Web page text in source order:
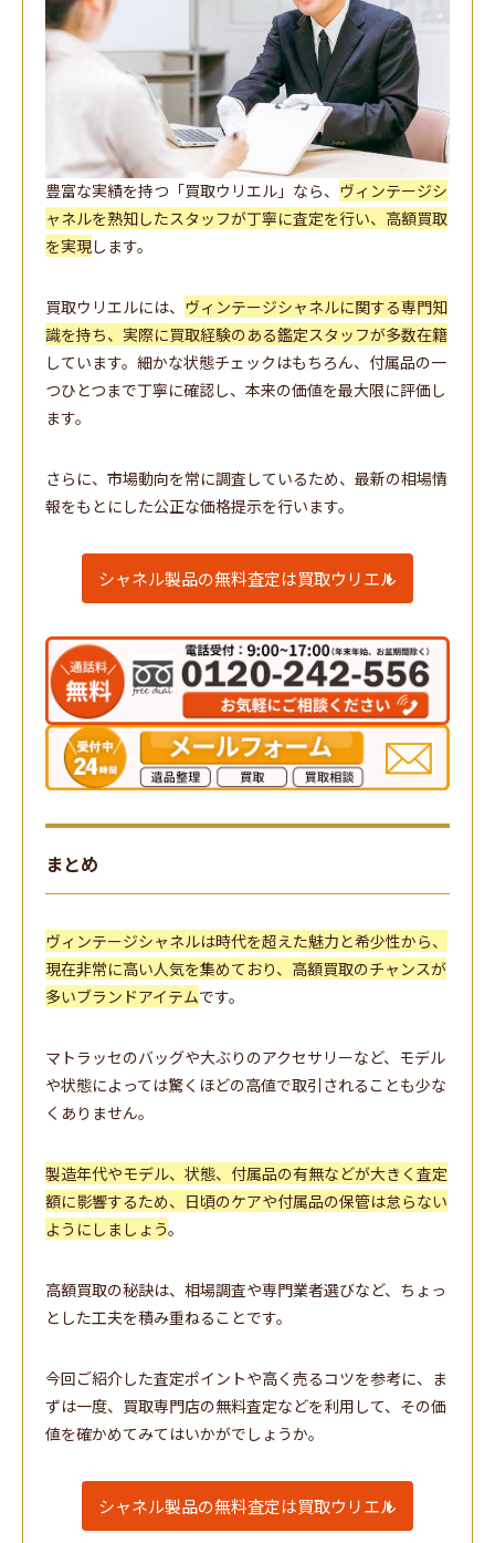
豊富な実績を持つ「買取ウリエル」なら、 ヴィンテージシ
ャネルを熟知したスタッフが丁寧に査定を行い、高額買取
を実現します。
買取ウリエルには、 ヴィンテージシャネルに関する専門知
識を持ち、実際に買取経験のある鑑定スタッフが多数在籍
しています。細かな状態チェックはもちろん、付属品の一
つひとつまで丁寧に確認し、本来の価値を最大限に評価し
ます。
さらに、市場動向を常に調査しているため、最新の相場情
報をもとにした公正な価格提示を行います。
シャネル製品の無料査定は買取ウリエル
まとめ
ヴィンテージシャネルは時代を超えた魅力と希少性から、
現在非常に高い人気を集めており、高額買取のチャンスが
多いブランドアイテムです。
マトラッセのバッグや大ぶりのアクセサリーなど、モデル
や状態によっては驚くほどの高値で取引されることも少な
くありません。
製造年代やモデル、状態、付属品の有無などが大きく査定
額に影響するため、日頃のケアや付属品の保管は怠らない
ようにしましょう。
高額買取の秘訣は、相場調査や専門業者選びなど、ちょっ
とした工夫を積み重ねることです。
今回ご紹介した査定ポイントや高く売るコツを参考に、ま
ずは一度、買取専門店の無料査定などを利用して、その価
値を確かめてみてはいかがでしょうか。
シャネル製品の無料査定は買取ウリエル